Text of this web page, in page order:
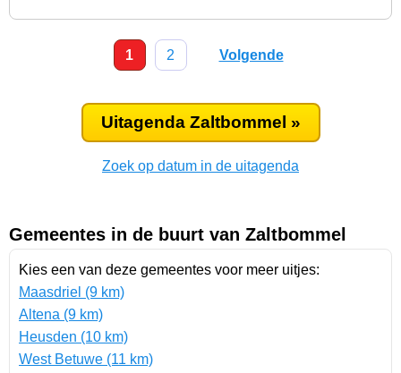
1 2 Volgende
Uitagenda Zaltbommel »
Zoek op datum in de uitagenda
Gemeentes in de buurt van Zaltbommel
Kies een van deze gemeentes voor meer uitjes:
Maasdriel (9 km)
Altena (9 km)
Heusden (10 km)
West Betuwe (11 km)